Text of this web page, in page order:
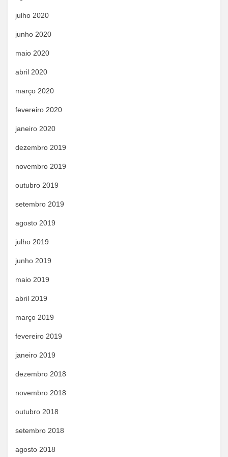
julho 2020
junho 2020
maio 2020
abril 2020
março 2020
fevereiro 2020
janeiro 2020
dezembro 2019
novembro 2019
outubro 2019
setembro 2019
agosto 2019
julho 2019
junho 2019
maio 2019
abril 2019
março 2019
fevereiro 2019
janeiro 2019
dezembro 2018
novembro 2018
outubro 2018
setembro 2018
agosto 2018